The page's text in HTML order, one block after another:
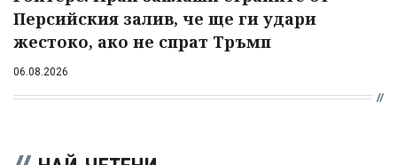
Персийския залив, че ще ги удари
жестоко, ако не спрат Тръмп
06.08.2026